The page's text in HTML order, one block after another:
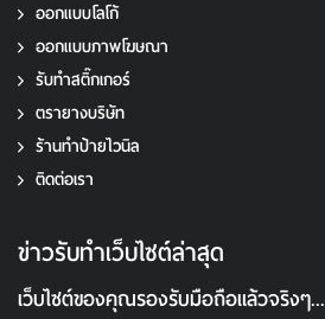
ออกแบบโลโก้
ออกแบบภาพโฆษณา
รับทําสติ๊กเกอร์
ตรายางบริษัท
ร้านทำป้ายไวนิล
ติดต่อเรา
ข่าวรับทําเว็บไซต์ล่าสุด
เว็บไซต์ของคุณรองรับมือถือแล้วจริงๆ...